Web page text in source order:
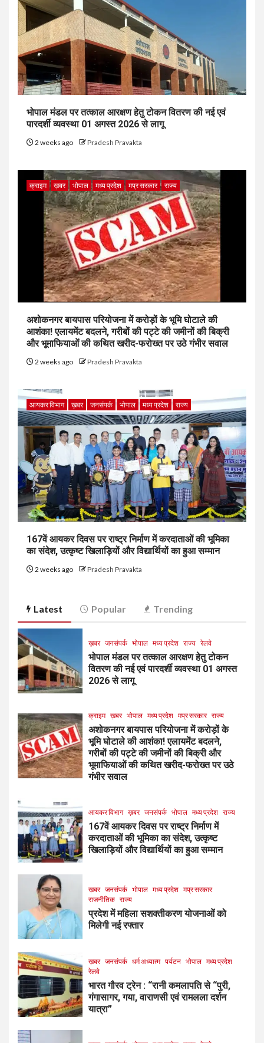
भोपाल मंडल पर तत्काल आरक्षण हेतु टोकन वितरण की नई एवं
पारदर्शी व्यवस्था 01 अगस्त 2026 से लागू
2 weeks ago Pradesh Pravakta
क्राइम ख़बर भोपाल मध्य प्रदेश मप्र सरकार राज्य
अशोकनगर बायपास परियोजना में करोड़ों के भूमि घोटाले की
आशंका! एलायमेंट बदलने, गरीबों की पट्टे की जमीनों की बिक्री
और भूमाफियाओं की कथित खरीद-फरोख्त पर उठे गंभीर सवाल
2 weeks ago Pradesh Pravakta
आयकर विभाग ख़बर जनसंपर्क भोपाल मध्य प्रदेश राज्य
167वें आयकर दिवस पर राष्ट्र निर्माण में करदाताओं की भूमिका
का संदेश, उत्कृष्ट खिलाड़ियों और विद्यार्थियों का हुआ सम्मान
2 weeks ago Pradesh Pravakta
Latest Popular Trending
ख़बर जनसंपर्क भोपाल मध्य प्रदेश राज्य रेलवे
भोपाल मंडल पर तत्काल आरक्षण हेतु टोकन
वितरण की नई एवं पारदर्शी व्यवस्था 01 अगस्त
2026 से लागू
क्राइम ख़बर भोपाल मध्य प्रदेश मप्र सरकार राज्य
अशोकनगर बायपास परियोजना में करोड़ों के
भूमि घोटाले की आशंका! एलायमेंट बदलने,
गरीबों की पट्टे की जमीनों की बिक्री और
भूमाफियाओं की कथित खरीद-फरोख्त पर उठे
गंभीर सवाल
आयकर विभाग ख़बर जनसंपर्क भोपाल मध्य प्रदेश राज्य
167वें आयकर दिवस पर राष्ट्र निर्माण में
करदाताओं की भूमिका का संदेश, उत्कृष्ट
खिलाड़ियों और विद्यार्थियों का हुआ सम्मान
ख़बर जनसंपर्क भोपाल मध्य प्रदेश मप्र सरकार
राजनीतिक राज्य
प्रदेश में महिला सशक्तीकरण योजनाओं को
मिलेगी नई रफ्तार
ख़बर जनसंपर्क धर्म अध्यात्म पर्यटन भोपाल मध्य प्रदेश
रेलवे
भारत गौरव ट्रेन : “रानी कमलापति से “पुरी,
गंगासागर, गया, वाराणसी एवं रामलला दर्शन
यात्रा”